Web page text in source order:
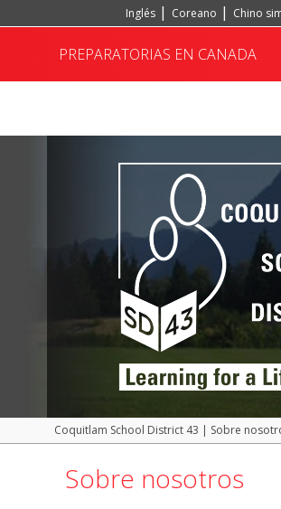
Inglés Coreano Chino
PREPARATORIAS EN CANADA
Coquitlam School District 43 | Sobre
Sobre nosotros